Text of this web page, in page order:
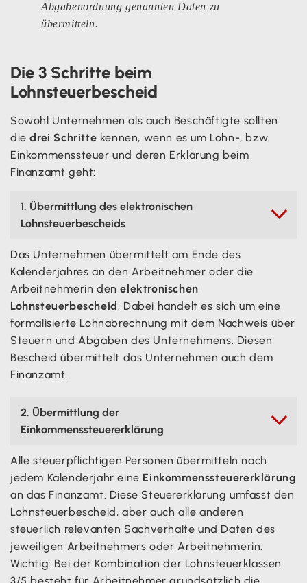
Abgabenordnung genannten Daten zu
übermitteln.
Die 3 Schritte beim
Lohnsteuerbescheid
Sowohl Unternehmen als auch Beschäftigte sollten
diedrei Schritte kennen, wenn es um Lohn-, bzw.
Einkommenssteuer und deren Erklärung beim
Finanzamt geht:
1. Übermittlung des elektronischen
Lohnsteuerbescheids

Das Unternehmen übermittelt am Ende des
Kalenderjahres an den Arbeitnehmer oder die
Arbeitnehmerin denelektronischen
Lohnsteuerbescheid. Dabei handelt es sich um eine
formalisierte Lohnabrechnung mit dem Nachweis über
Steuern und Abgaben des Unternehmens. Diesen
Bescheid übermittelt das Unternehmen auch dem
Finanzamt.
2. Übermittlung der
Einkommenssteuererklärung

Alle steuerpflichtigen Personen übermitteln nach
jedem Kalenderjahr eine Einkommenssteuererklärung
an das Finanzamt. Diese Steuererklärung umfasst den
Lohnsteuerbescheid, aber auch alle anderen
steuerlich relevanten Sachverhalte und Daten des
jeweiligen Arbeitnehmers oder Arbeitnehmerin.
Wichtig: Bei der Kombination der Lohnsteuerklassen